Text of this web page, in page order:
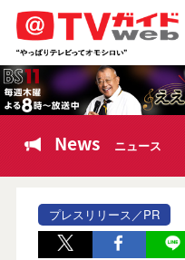
News ニュース
プレスリリース／PR